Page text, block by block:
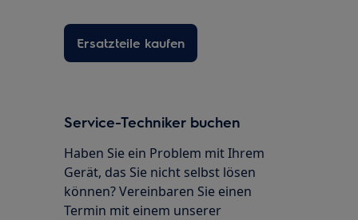
Ersatzteile kaufen
Service-Techniker buchen
Haben Sie ein Problem mit Ihrem
Gerät, das Sie nicht selbst lösen
können? Vereinbaren Sie einen
Termin mit einem unserer